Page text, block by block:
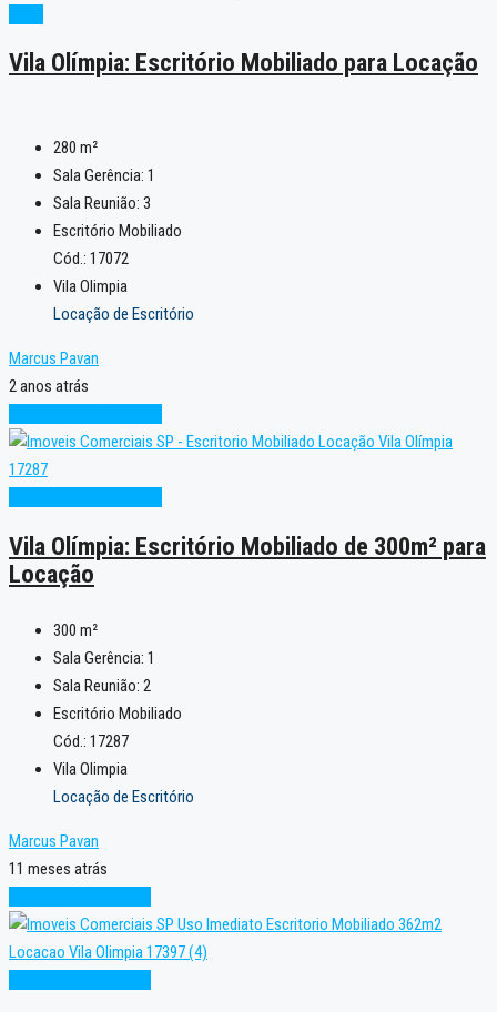
Vila Olímpia: Escritório Mobiliado para Locação
280 m²
Sala Gerência: 1
Sala Reunião: 3
Escritório Mobiliado
Cód.: 17072
Vila Olimpia
Locação de Escritório
Marcus Pavan
2 anos atrás
Vila Olímpia: Escritório Mobiliado de 300m² para
Locação
300 m²
Sala Gerência: 1
Sala Reunião: 2
Escritório Mobiliado
Cód.: 17287
Vila Olimpia
Locação de Escritório
Marcus Pavan
11 meses atrás